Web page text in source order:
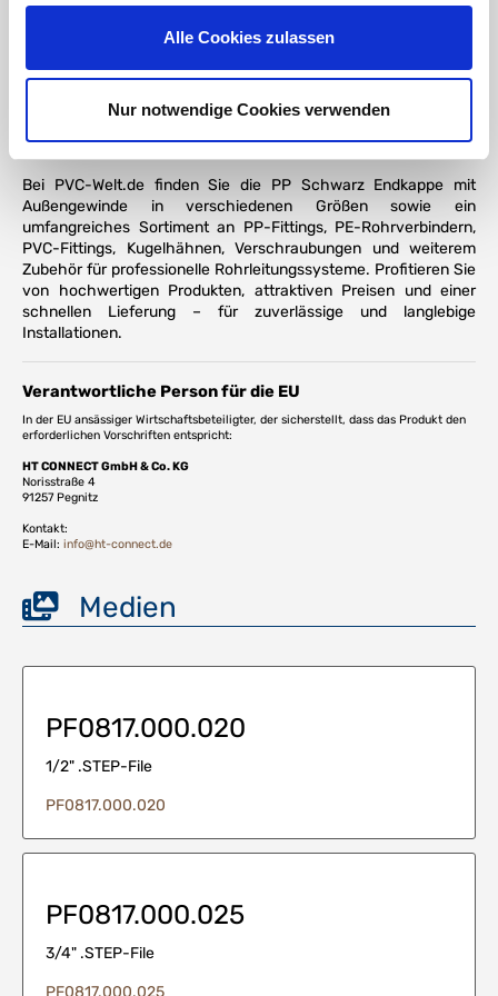
Alle Cookies zulassen
Nur notwendige Cookies verwenden
Wasseraufbereitung
Teich- und Aquakulturanlagen
Chemische Anlagen
Landwirtschaft
Bei PVC-Welt.de finden Sie die PP Schwarz Endkappe mit
Außengewinde in verschiedenen Größen sowie ein
umfangreiches Sortiment an PP-Fittings, PE-Rohrverbindern,
PVC-Fittings, Kugelhähnen, Verschraubungen und weiterem
Zubehör für professionelle Rohrleitungssysteme. Profitieren Sie
von hochwertigen Produkten, attraktiven Preisen und einer
schnellen Lieferung – für zuverlässige und langlebige
Installationen.
Verantwortliche Person für die EU
In der EU ansässiger Wirtschaftsbeteiligter, der sicherstellt, dass das Produkt den
erforderlichen Vorschriften entspricht:
HT CONNECT GmbH & Co. KG
Norisstraße 4
91257 Pegnitz
Kontakt:
E-Mail: info@ht-connect.de
Medien
PF0817.000.020
1/2" .STEP-File
PF0817.000.020
PF0817.000.025
3/4" .STEP-File
PF0817.000.025